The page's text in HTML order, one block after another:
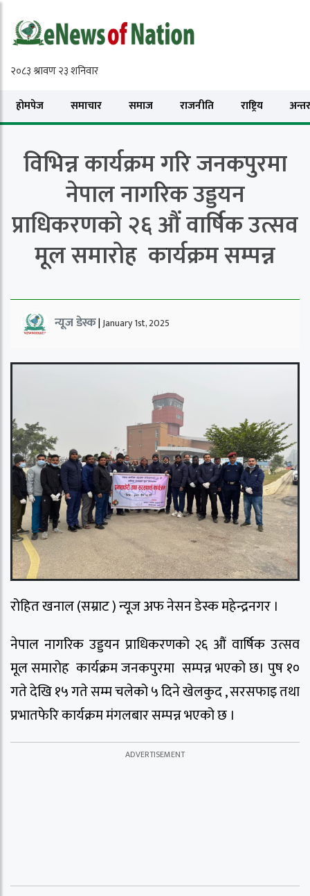
होमपेज समाचार समाज राजनीति राष्ट्रिय
विभिन्न कार्यक्रम गरि जनकपुरमा
नेपाल नागरिक उड्डयन
प्राधिकरणको २६ औं वार्षिक उत्सव
मूल समारोह कार्यक्रम सम्पन्न
न्यूज डेस्क|January 1st, 2025
रोहित खनाल (सम्राट ) न्यूज अफ नेसन डेस्क महेन्द्रनगर ।
नेपाल नागरिक उड्डयन प्राधिकरणको २६ औं वार्षिक उत्सव
मूल समारोह कार्यक्रम जनकपुरमा सम्पन्न भएको छ। पुष १०
गते देखि १५ गते सम्म चलेको ५ दिने खेलकुद , सरसफाइ तथा
प्रभातफेरि कार्यक्रम मंगलबार सम्पन्न भएको छ ।